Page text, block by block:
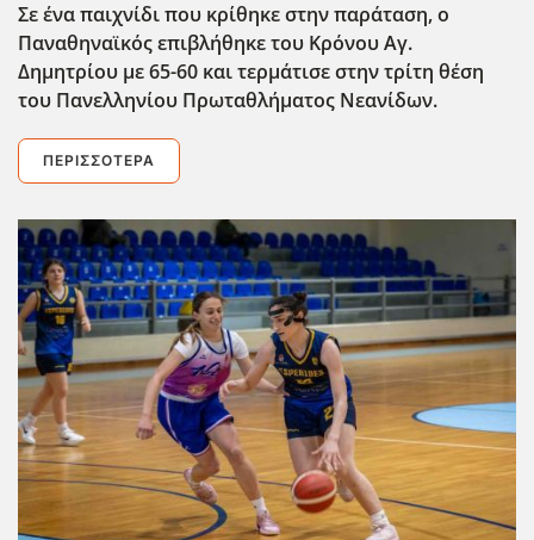
Σε ένα παιχνίδι που κρίθηκε στην παράταση, ο
Παναθηναϊκός επιβλήθηκε του Κρόνου Αγ.
Δημητρίου με 65-60 και τερμάτισε στην τρίτη θέση
του Πανελληνίου Πρωταθλήματος Νεανίδων.
ΠΕΡΙΣΣΌΤΕΡΑ